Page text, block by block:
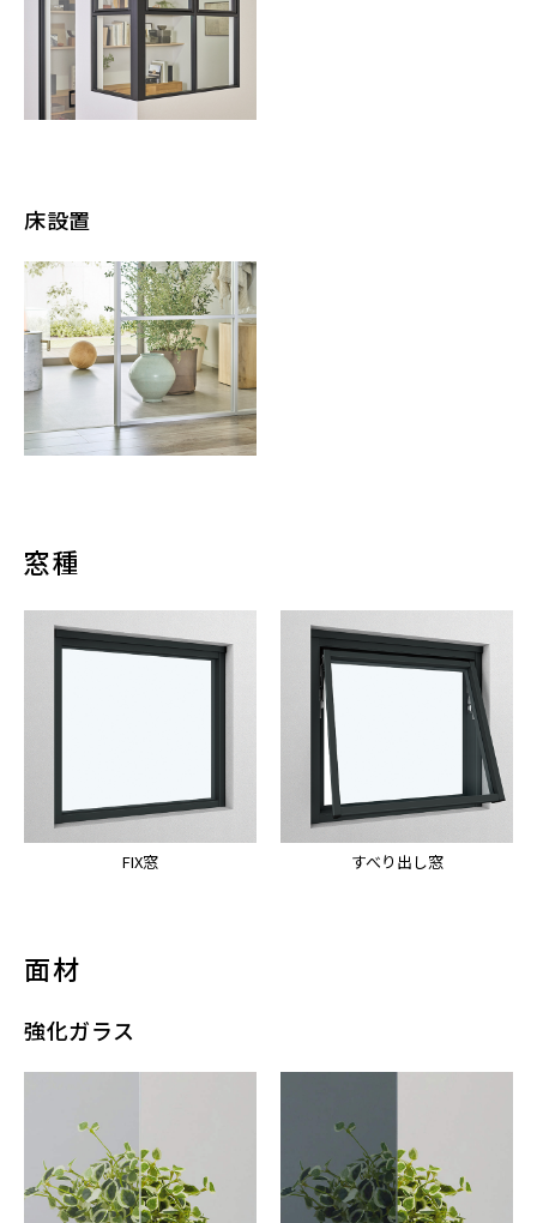
床設置
窓種
FIX窓 すべり出し窓
面材
強化ガラス